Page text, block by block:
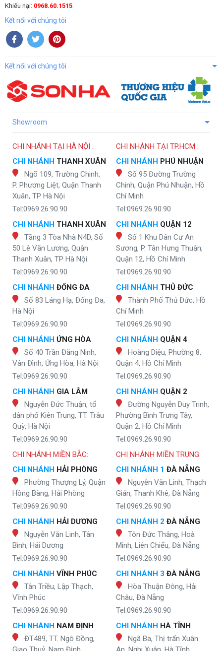
Khiếu nại: 0968.60.1515
Kết nối với chúng tôi
Kết nối với chúng tôi
Showroom
CHI NHÁNH TẠI HÀ NỘI :
CHI NHÁNH THANH XUÂN
Ngõ 109, Trường Chinh,
P. Phương Liệt, Quận Thanh
Xuân, TP Hà Nội
Tel:0969.26.90.90
CHI NHÁNH THANH XUÂN
Tầng 3 Tòa Nhà N4D, Số
50 Lê Văn Lương, Quận
Thanh Xuân, TP Hà Nội
Tel:0969.26.90.90
CHI NHÁNH ĐỐNG ĐA
Số 83 Láng Hạ, Đống Đa,
Hà Nội
Tel:0969.26.90.90
CHI NHÁNH ỨNG HÒA
Số 40 Trần Đăng Ninh,
Vân Đình, Ứng Hòa, Hà Nội
Tel:0969.26.90.90
CHI NHÁNH GIA LÂM
Nguyễn Đức Thuận, tổ
dân phố Kiên Trung, TT. Trâu
Quỳ, Hà Nội
Tel:0969.26.90.90
CHI NHÁNH TẠI TP.HCM :
CHI NHÁNH PHÚ NHUẬN
Số 95 Đường Trường
Chinh, Quận Phú Nhuận, Hồ
Chí Minh
Tel:0969.26.90.90
CHI NHÁNH QUẬN 12
Số 1 Khu Dân Cư An
Sương, P. Tân Hưng Thuận,
Quận 12, Hồ Chí Minh
Tel:0969.26.90.90
CHI NHÁNH THỦ ĐỨC
Thành Phố Thủ Đức, Hồ
Chí Minh
Tel:0969.26.90.90
CHI NHÁNH QUẬN 4
Hoàng Diệu, Phường 8,
Quận 4, Hồ Chí Minh
Tel:0969.26.90.90
CHI NHÁNH QUẬN 2
Đường Nguyễn Duy Trinh,
Phường Bình Trưng Tây,
Quận 2, Hồ Chí Minh
Tel:0969.26.90.90
CHI NHÁNH MIỀN BẮC:
CHI NHÁNH HẢI PHÒNG
Phường Thượng Lý, Quận
Hồng Bàng, Hải Phòng
Tel:0969.26.90.90
CHI NHÁNH HẢI DƯƠNG
Nguyễn Văn Linh, Tân
Bình, Hải Dương
Tel:0969.26.90.90
CHI NHÁNH VĨNH PHÚC
Tân Triều, Lập Thạch,
Vĩnh Phúc
Tel:0969.26.90.90
CHI NHÁNH NAM ĐỊNH
ĐT489, TT. Ngô Đồng,
CHI NHÁNH MIỀN TRUNG:
CHI NHÁNH 1 ĐÀ NẴNG
Nguyễn Văn Linh, Thạch
Gián, Thanh Khê, Đà Nẵng
Tel:0969.26.90.90
CHI NHÁNH 2 ĐÀ NẴNG
Tôn Đức Thắng, Hoà
Minh, Liên Chiểu, Đà Nẵng
Tel:0969.26.90.90
CHI NHÁNH 3 ĐÀ NẴNG
Hòa Thuận Đông, Hải
Châu, Đà Nẵng
Tel:0969.26.90.90
CHI NHÁNH HÀ TĨNH
Ngã Ba, Thị trấn Xuân